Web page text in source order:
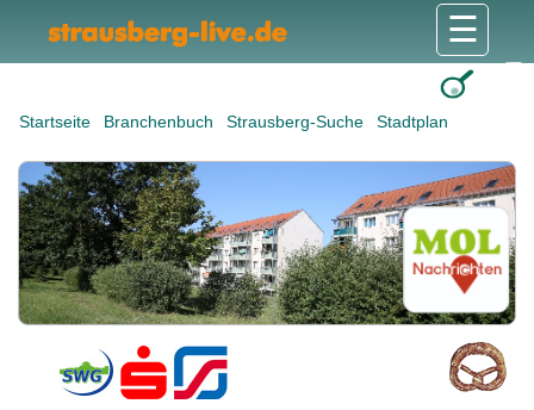
Startseite Branchenbuch Strausberg-Suche Stadtplan
☰